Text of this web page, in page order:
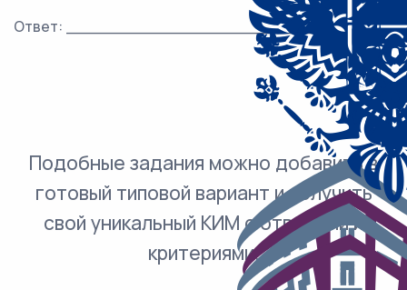
Ответ: ___________________________.
Подобные задания можно добавить в
готовый типовой вариант и получить
свой уникальный КИМ с ответами и
критериями.